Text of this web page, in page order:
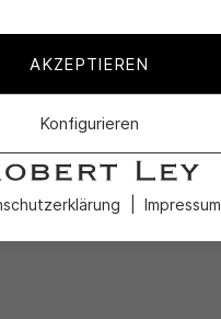
AKZEPTIEREN
Konfigurieren
Impressum